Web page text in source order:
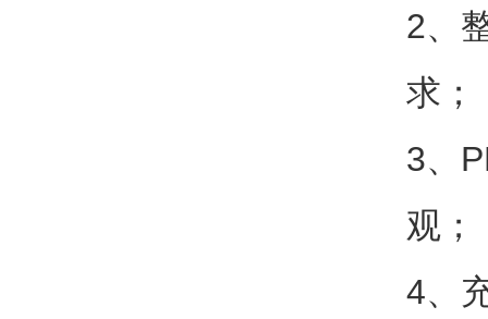
2、
求；
3、
观；
4、